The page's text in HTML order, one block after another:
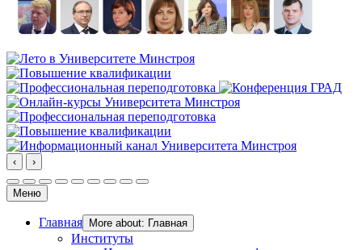
‹ ›
Меню
Главная More about: Главная
Институты